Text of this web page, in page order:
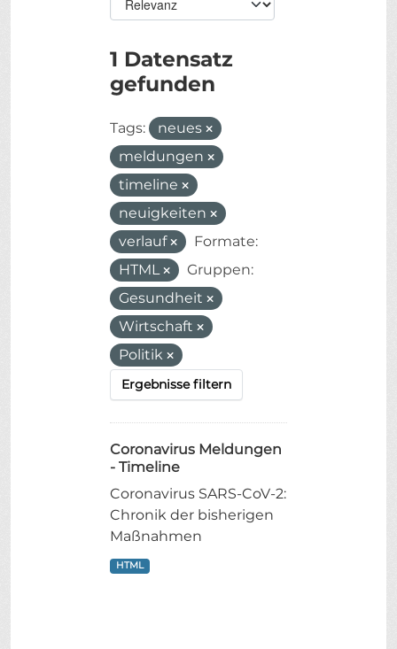
1 Datensatz
gefunden
Tags:
neues
meldungen
timeline
neuigkeiten
verlauf
Formate:
HTML
Gruppen:
Gesundheit
Wirtschaft
Politik
Ergebnisse filtern
Coronavirus Meldungen
- Timeline
Coronavirus SARS-CoV-2:
Chronik der bisherigen
Maßnahmen
HTML